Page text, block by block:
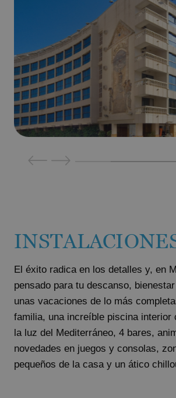
El éxito radica en los detalles y, en
pensado para tu descanso,
unas vacaciones de lo más
familia, una increíble piscina
la luz del Mediterráneo, 4 bares,
novedades en juegos y consolas,
pequeños de la casa y un ático